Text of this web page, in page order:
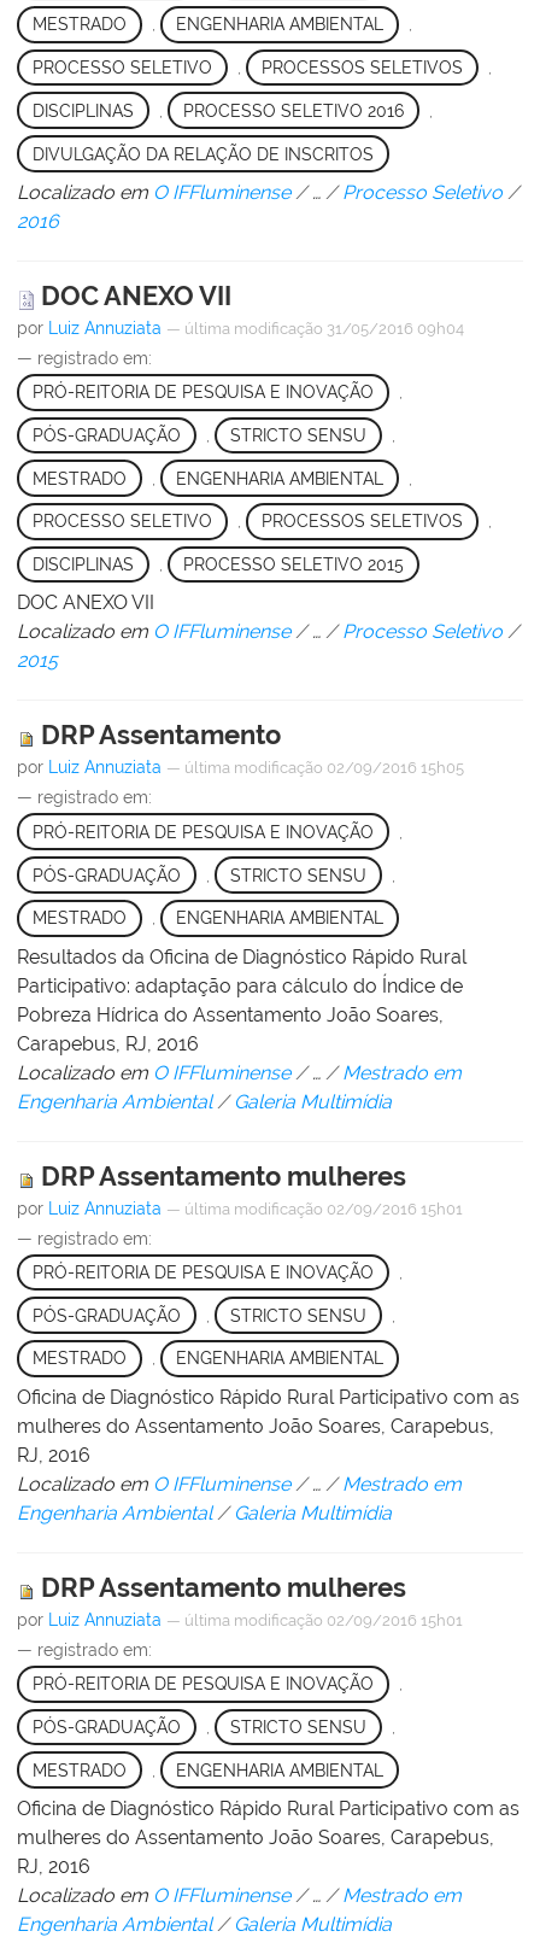
MESTRADO , ENGENHARIA AMBIENTAL ,
PROCESSO SELETIVO PROCESSOS SELETIVOS
DISCIPLINAS PROCESSO SELETIVO 2016
DIVULGAÇÃO DA RELAÇÃO DE INSCRITOS
Localizado em O IFFluminense /… /Processo Seletivo /
2016
DOC ANEXO VII
por Luiz Annuziata — última modificação 31/05/2016 09h04
— registrado em:
PRÓ-REITORIA DE PESQUISA E INOVAÇÃO
,
PÓS-GRADUAÇÃO STRICTO SENSU
MESTRADO ENGENHARIA AMBIENTAL
PROCESSO SELETIVO , PROCESSOS SELETIVOS ,
DISCIPLINAS PROCESSO SELETIVO 2015
DOC ANEXO VII
Localizado em O IFFluminense /… /Processo Seletivo /
2015
DRP Assentamento
por Luiz Annuziata — última modificação 02/09/2016 15h05
— registrado em:
PRÓ-REITORIA DE PESQUISA E INOVAÇÃO
PÓS-GRADUAÇÃO STRICTO SENSU
MESTRADO , ENGENHARIA AMBIENTAL
Resultados da Oficina de Diagnóstico Rápido Rural
Participativo: adaptação para cálculo do Índice de
Pobreza Hídrica do Assentamento João Soares,
Carapebus, RJ, 2016
Localizado em O IFFluminense /… /Mestrado em
Engenharia Ambiental / Galeria Multimídia
DRP Assentamento mulheres
por Luiz Annuziata — última modificação 02/09/2016 15h01
— registrado em:
PRÓ-REITORIA DE PESQUISA E INOVAÇÃO
PÓS-GRADUAÇÃO STRICTO SENSU
MESTRADO , ENGENHARIA AMBIENTAL
Oficina de Diagnóstico Rápido Rural Participativo com as
mulheres do Assentamento João Soares, Carapebus,
RJ, 2016
Localizado em O IFFluminense /… /Mestrado em
Engenharia Ambiental / Galeria Multimídia
DRP Assentamento mulheres
por Luiz Annuziata — última modificação 02/09/2016 15h01
— registrado em:
PRÓ-REITORIA DE PESQUISA E INOVAÇÃO
PÓS-GRADUAÇÃO STRICTO SENSU
MESTRADO ENGENHARIA AMBIENTAL
Oficina de Diagnóstico Rápido Rural Participativo com as
mulheres do Assentamento João Soares, Carapebus,
RJ, 2016
Localizado em O IFFluminense /… /Mestrado em
Engenharia Ambiental / Galeria Multimídia